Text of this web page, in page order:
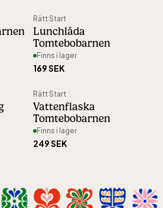
Rätt Start
Lunchlåda
Tomtebobarnen
Finns i lager
169 SEK
Rätt Start
Vattenflaska
Tomtebobarnen
Finns i lager
249 SEK